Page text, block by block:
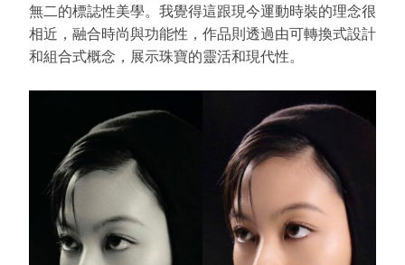
無二的標誌性美學。我覺得這跟現今運動時裝的理念很
相近，融合時尚與功能性，作品則透過由可轉換式設計
和組合式概念，展示珠寶的靈活和現代性。